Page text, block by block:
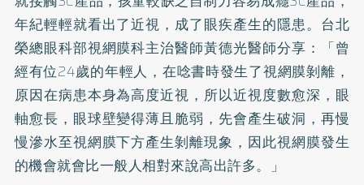
年紀輕輕就看出了近視，成了眼疾產生的隱患。台北
榮總眼科部視網膜科主治醫師黃德光醫師分享：「曾
經有位24歲的年輕人，在唸書時發生了視網膜剝離，
原因在病患本身為高度近視，所以近視度數愈深，眼
軸愈長，眼球壁變得薄且脆弱，先會產生破洞，再慢
慢滲水至視網膜下方產生剝離現象，因此視網膜發生
的機會就會比一般人相對來說高出許多。」